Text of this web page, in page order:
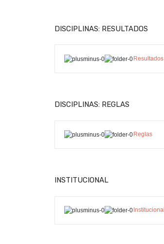
DISCIPLINAS: RESULTADOS
Resultados
DISCIPLINAS: REGLAS
Reglas
INSTITUCIONAL
Institucional